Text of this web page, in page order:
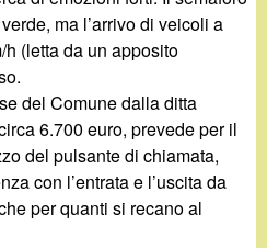
ma l’arrivo di veicoli a
(letta da un apposito
del Comune dalla ditta
6.700 euro, prevede per il
del pulsante di chiamata,
con l’entrata e l’uscita da
per quanti si recano al